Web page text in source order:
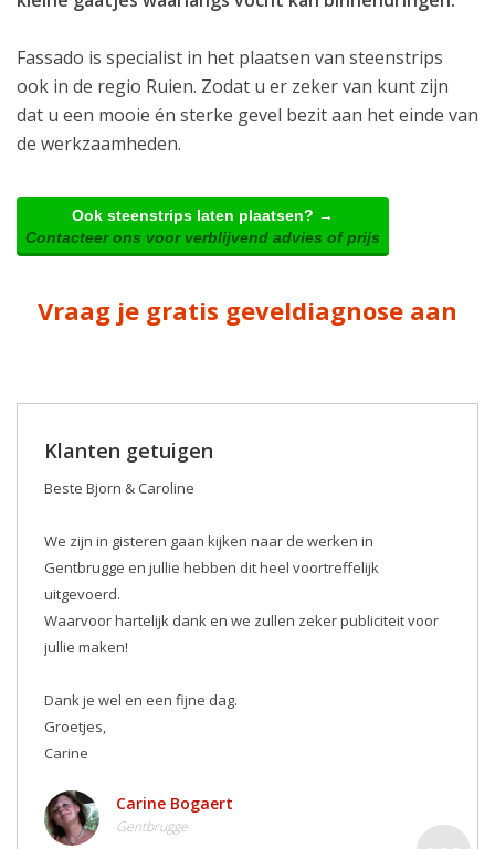
Fassado is specialist in het plaatsen van steenstrips
ook in de regio Ruien. Zodat u er zeker van kunt zijn
dat u een mooie én sterke gevel bezit aan het einde van
de werkzaamheden.
Ook steenstrips laten plaatsen? →
Contacteer ons voor verblijvend advies of prijs
Vraag je gratis geveldiagnose aan
Klanten getuigen
Beste Bjorn & Caroline
We zijn in gisteren gaan kijken naar de werken in
Gentbrugge en jullie hebben dit heel voortreffelijk
uitgevoerd.
Waarvoor hartelijk dank en we zullen zeker publiciteit voor
jullie maken! ️
Dank je wel en een fijne dag.
Groetjes,
Carine
Carine Bogaert
Gentbrugge